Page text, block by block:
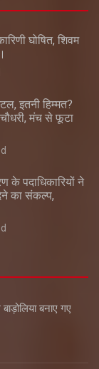
घोषित, शिवम
इतनी हिम्मत?
मंच से फूटा
के पदाधिकारियों ने
का संकल्प,
बाड़ोलिया बनाए गए